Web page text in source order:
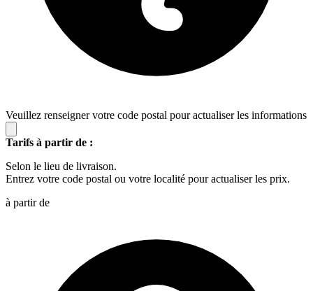
Veuillez renseigner votre code postal pour actualiser les informations
Tarifs à partir de :
Selon le lieu de livraison.
Entrez votre code postal ou votre localité pour actualiser les prix.
à partir de